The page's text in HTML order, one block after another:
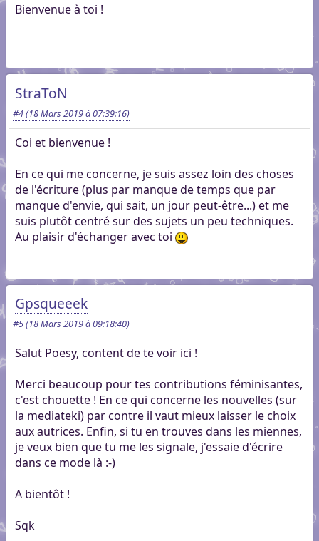
Bienvenue à toi !
StraToN
#4(18 Mars 2019 à 07:39:16)
Coi et bienvenue !
En ce qui me concerne, je suis assez loin des choses
de l'écriture (plus par manque de temps que par
manque d'envie, qui sait, un jour peut-être...) et me
suis plutôt centré sur des sujets un peu techniques.
Au plaisir d'échanger avec toi
Gpsqueeek
#5(18 Mars 2019 à 09:18:40)
Salut Poesy, content de te voir ici !
Merci beaucoup pour tes contributions féminisantes,
c'est chouette ! En ce qui concerne les nouvelles (sur
la mediateki) par contre il vaut mieux laisser le choix
aux autrices. Enfin, si tu en trouves dans les miennes,
je veux bien que tu me les signale, j'essaie d'écrire
dans ce mode là :-)
A bientôt !
Sqk